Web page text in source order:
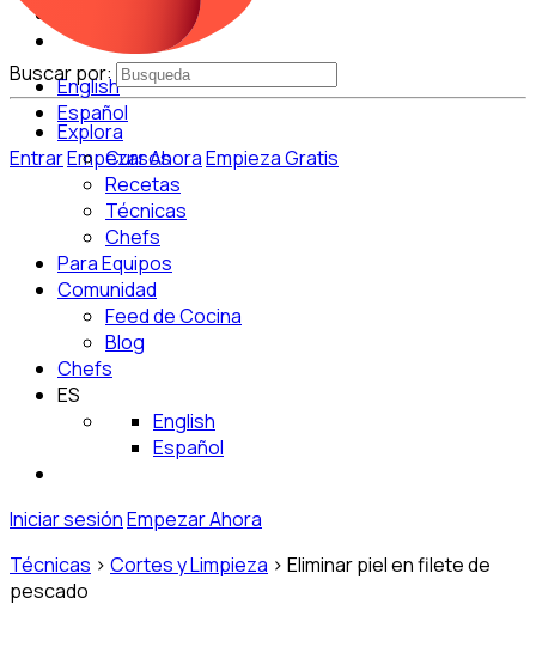
English
Español
EntrarEmpezar AhoraEmpieza Gratis
Buscar por:
Explora
Cursos
Recetas
Técnicas
Chefs
Para Equipos
Comunidad
Feed de Cocina
Blog
Chefs
ES
English
Español
Iniciar sesiónEmpezar Ahora
Técnicas > Cortes y Limpieza > Eliminar piel en filete de
pescado